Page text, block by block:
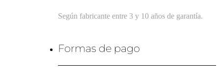
Según fabricante entre 3 y 10 años de garantía.
Formas de pago